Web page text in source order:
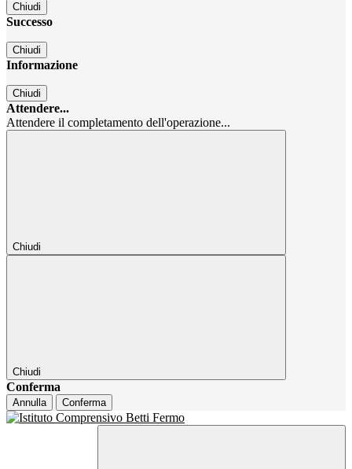
Chiudi
Successo
Chiudi
Informazione
Chiudi
Attendere...
Attendere il completamento dell'operazione...
Chiudi
Chiudi
Conferma
Annulla Conferma